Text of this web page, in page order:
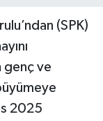
(SPK)
genç ve
2025